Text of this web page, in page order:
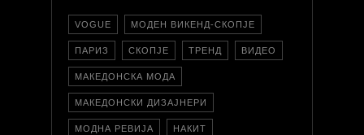
VOGUE МОДЕН ВИКЕНД-СКОПЈЕ
ПАРИЗ СКОПЈЕ ТРЕНД ВИДЕО
МАКЕДОНСКА МОДА
МАКЕДОНСКИ ДИЗАЈНЕРИ
МОДНА РЕВИЈА НАКИТ